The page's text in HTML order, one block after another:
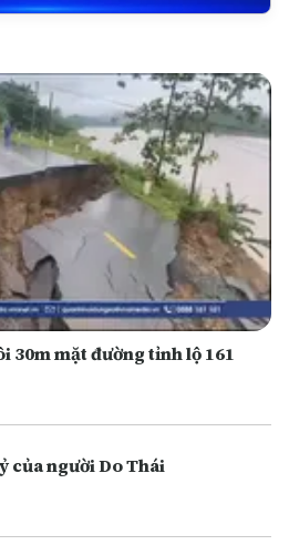
30m mặt đường tỉnh lộ 161
của người Do Thái